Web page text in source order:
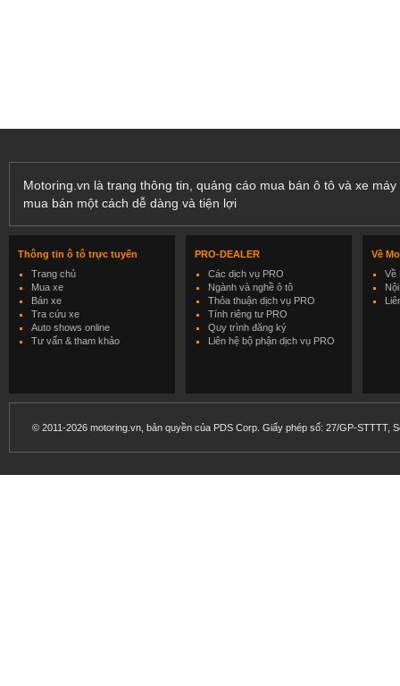
Motoring.vn là trang thông tin, quảng cáo mua bán ô tô và xe
mua bán một cách dễ dàng và tiện lợi
Thông tin ô tô trực tuyến
Trang chủ
Mua xe
Bán xe
Tra cứu xe
Auto shows online
Tư vấn & tham khảo
PRO-DEALER
Các dịch vụ PRO
Ngành và nghề ô tô
Thỏa thuận dịch vụ PRO
Tính riêng tư PRO
Quy trình đăng ký
Liên hệ bộ phận dịch vụ PRO
Về
Về
© 2011-2026 motoring.vn, bản quyền của PDS Corp. Giấy phép số: 27/GP-STTTT,